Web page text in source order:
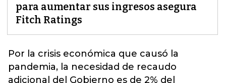
para aumentar sus ingresos asegura
Fitch Ratings
Por la crisis económica que causó la
pandemia, la necesidad de recaudo
adicional del Gobierno es de 2% del